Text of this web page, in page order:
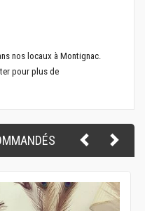
nos locaux à Montignac.
pour plus de